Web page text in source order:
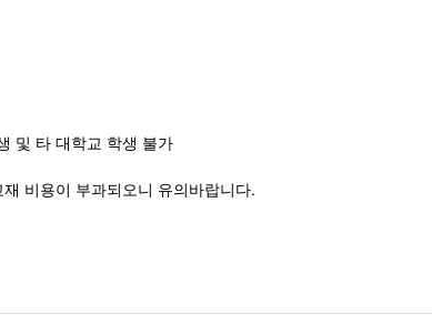
및 타 대학교 학생 불가
비용이 부과되오니 유의바랍니다.